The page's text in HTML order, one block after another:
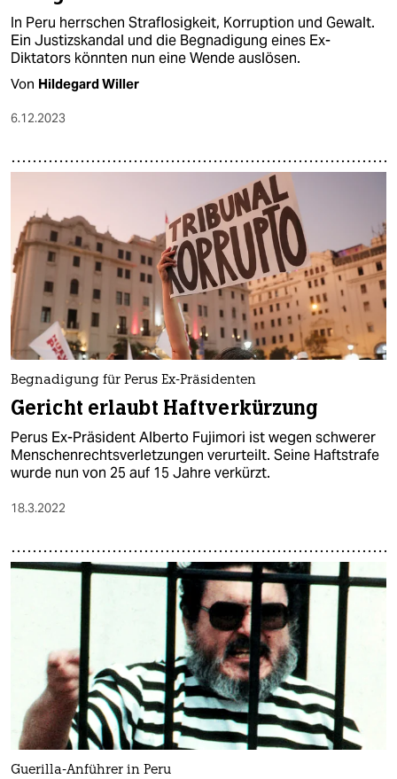
In Peru herrschen Straflosigkeit, Korruption und Gewalt.
Ein Justizskandal und die Begnadigung eines Ex-
Diktators könnten nun eine Wende auslösen.
Von Hildegard Willer
6.12.2023
Begnadigung für Perus Ex-Präsidenten
Gericht erlaubt Haftverkürzung
Perus Ex-Präsident Alberto Fujimori ist wegen schwerer
Menschenrechtsverletzungen verurteilt. Seine Haftstrafe
wurde nun von 25 auf 15 Jahre verkürzt.
18.3.2022
Guerilla-Anführer in Peru